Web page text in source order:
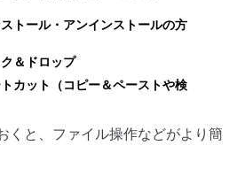
トール・アンインストールの方
＆ドロップ
カット（コピー＆ペーストや検
くと、ファイル操作などがより簡